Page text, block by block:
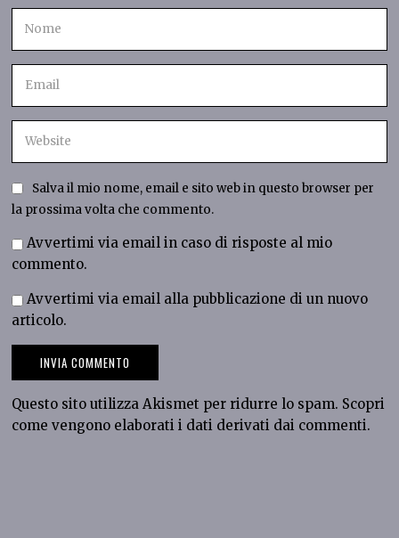
Salva il mio nome, email e sito web in questo browser per
la prossima volta che commento.
Avvertimi via email in caso di risposte al mio
commento.
Avvertimi via email alla pubblicazione di un nuovo
articolo.
Questo sito utilizza Akismet per ridurre lo spam. Scopri
come vengono elaborati i dati derivati dai commenti.